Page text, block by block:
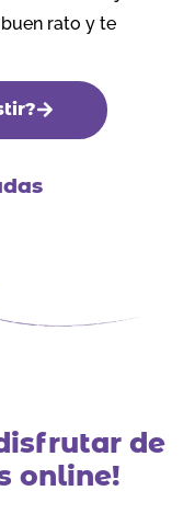
rato y te
de
online!